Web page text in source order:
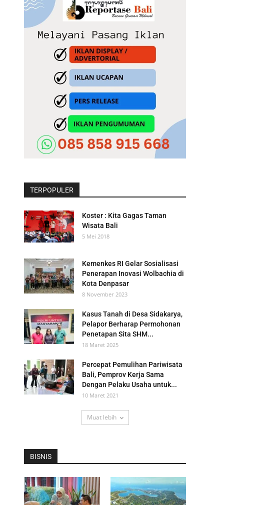
TERPOPULER
Koster : Kita Gagas Taman
Wisata Bali
5 Mei 2018
Kemenkes RI Gelar Sosialisasi
Penerapan Inovasi Wolbachia di
Kota Denpasar
8 November 2023
Kasus Tanah di Desa Sidakarya,
Pelapor Berharap Permohonan
Penetapan Sita SHM...
18 Maret 2025
Percepat Pemulihan Pariwisata
Bali, Pemprov Kerja Sama
Dengan Pelaku Usaha untuk...
10 Maret 2021
Muat lebih
BISNIS